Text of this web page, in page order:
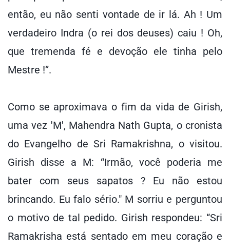
então, eu não senti vontade de ir lá. Ah ! Um
verdadeiro Indra (o rei dos deuses) caiu ! Oh,
que tremenda fé e devoção ele tinha pelo
Mestre !”.
Como se aproximava o fim da vida de Girish,
uma vez 'M', Mahendra Nath Gupta, o cronista
do Evangelho de Sri Ramakrishna, o visitou.
Girish disse a M: “Irmão, você poderia me
bater com seus sapatos ? Eu não estou
brincando. Eu falo sério." M sorriu e perguntou
o motivo de tal pedido. Girish respondeu: “Sri
Ramakrisha está sentado em meu coração e